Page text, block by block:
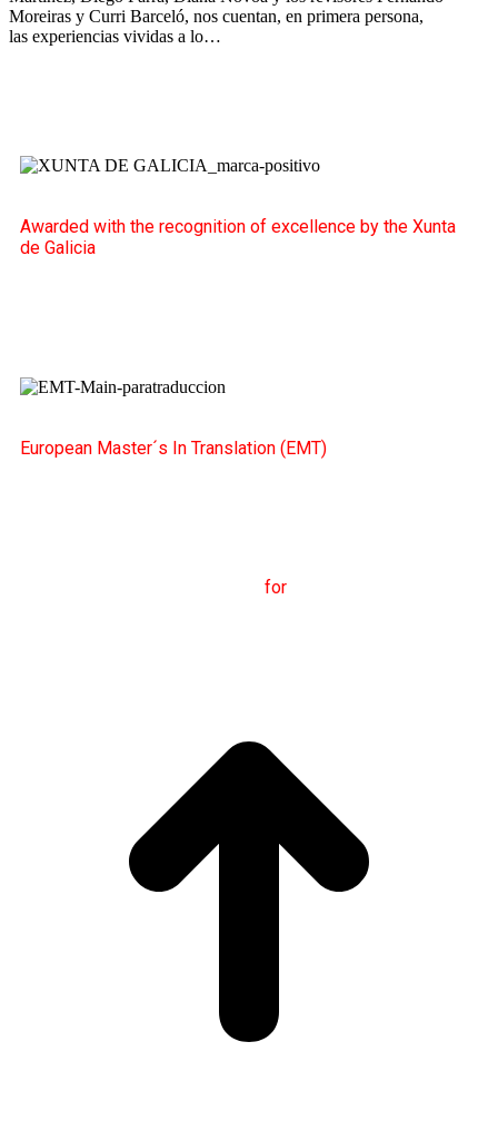
Moreiras y Curri Barceló, nos cuentan, en primera persona,
las experiencias vividas a lo…
Awarded with the recognition of excellence by the Xunta
de Galicia
European Master´s In Translation (EMT)
for